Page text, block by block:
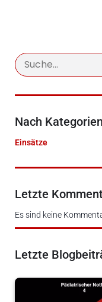
Nach Kategorien
Einsätze
Letzte
Es sind keine
Letzte